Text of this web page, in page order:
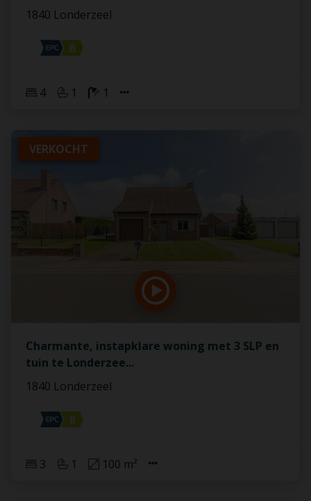
1840 Londerzeel
4 1 1
VERKOCHT
Charmante, instapklare woning met 3 SLP en
tuin te Londerzee...
1840 Londerzeel
3 1 100 m²